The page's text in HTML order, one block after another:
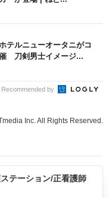
テルニューオータニがコ
刀剣男士イメージ...
Recommended by
Inc. All Rights Reserved.
テーション/正看護師